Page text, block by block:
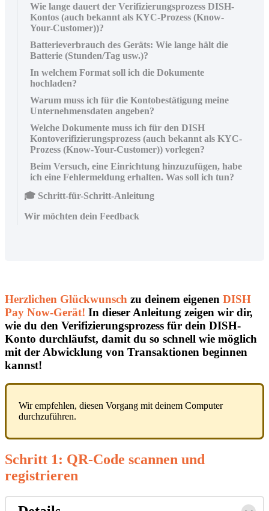
Wie lange dauert der Verifizierungsprozess DISH-
Kontos (auch bekannt als KYC-Prozess (Know-
Your-Customer))?
Batterieverbrauch des Geräts: Wie lange hält die
Batterie (Stunden/Tag usw.)?
In welchem Format soll ich die Dokumente
hochladen?
Warum muss ich für die Kontobestätigung meine
Unternehmensdaten angeben?
Welche Dokumente muss ich für den DISH
Kontoverifizierungsprozess (auch bekannt als KYC-
Prozess (Know-Your-Customer)) vorlegen?
Beim Versuch, eine Einrichtung hinzuzufügen, habe
ich eine Fehlermeldung erhalten. Was soll ich tun?
🎓 Schritt-für-Schritt-Anleitung
Wir möchten dein Feedback
Herzlichen Glückwunsch zu deinem eigenen DISH
Pay Now-Gerät! In dieser Anleitung zeigen wir dir,
wie du den Verifizierungsprozess für dein DISH-
Konto durchläufst, damit du so schnell wie möglich
mit der Abwicklung von Transaktionen beginnen
kannst!
Wir empfehlen, diesen Vorgang mit deinem Computer
durchzuführen.
Schritt 1: QR-Code scannen und
registrieren